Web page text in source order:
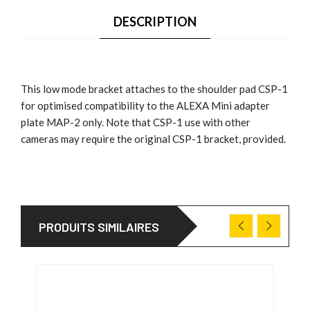
DESCRIPTION
This low mode bracket attaches to the shoulder pad CSP-1
for optimised compatibility to the ALEXA Mini adapter
plate MAP-2 only. Note that CSP-1 use with other
cameras may require the original CSP-1 bracket, provided.
PRODUITS SIMILAIRES